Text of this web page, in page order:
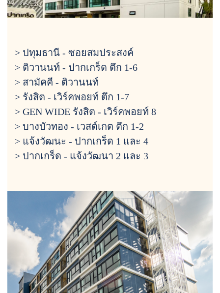
> ปทุมธานี - ซอยสมประสงค์
> ติวานนท์ - ปากเกร็ด ตึก 1-6
> สามัคคี - ติวานนท์
> รังสิต - เวิร์คพอยท์ ตึก 1-7
> GEN WIDE รังสิต - เวิร์คพอยท์ 8
> บางบัวทอง - เวสต์เกต ตึก 1-2
> แจ้งวัฒนะ - ปากเกร็ด 1 และ 4
> ปากเกร็ด - แจ้งวัฒนา 2 และ 3